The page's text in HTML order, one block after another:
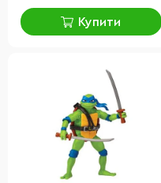
Купити